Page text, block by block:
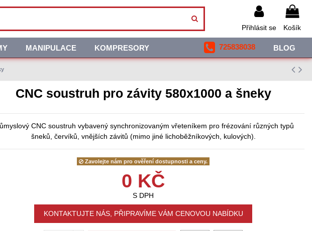
Přihlásit se Košík
MANIPULACE KOMPRESORY BLOG
725838038
CNC soustruh pro závity 580x1000 a šneky
CNC soustruh vybavený synchronizovaným vřeteníkem pro frézování různých typů
šneků, červíků, vnějších závitů (mimo jiné lichoběžníkových, kulových).
Zavolejte nám pro ověření dostupnosti a ceny.
0 KČ
S DPH
KONTAKTUJTE NÁS, PŘIPRAVÍME VÁM CENOVOU NABÍDKU